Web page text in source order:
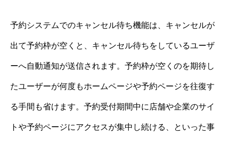
予約システムでのキャンセル待ち機能は、キャンセルが
出て予約枠が空くと、キャンセル待ちをしているユーザ
ーへ自動通知が送信されます。予約枠が空くのを期待し
たユーザーが何度もホームページや予約ページを往復す
る手間も省けます。予約受付期間中に店舗や企業のサイ
トや予約ページにアクセスが集中し続ける、といった事